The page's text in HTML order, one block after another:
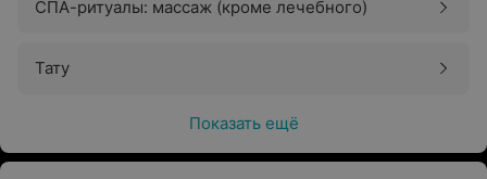
СПА-ритуалы: массаж (кроме лечебного)
Тату
Показать ещё